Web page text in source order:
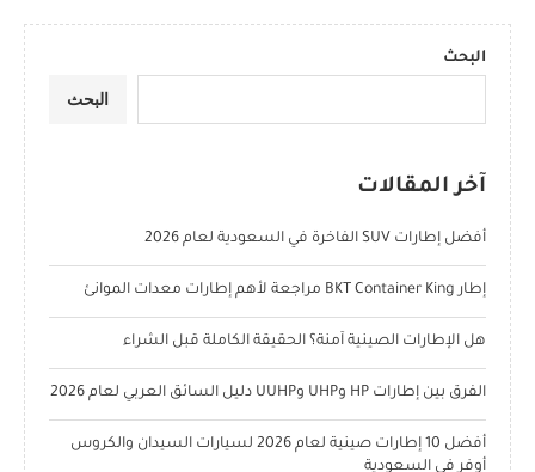
البحث
البحث
آخر المقالات
أفضل إطارات SUV الفاخرة في السعودية لعام 2026
إطار BKT Container King مراجعة لأهم إطارات معدات الموانئ
هل الإطارات الصينية آمنة؟ الحقيقة الكاملة قبل الشراء
الفرق بين إطارات HP وUHP وUUHP دليل السائق العربي لعام 2026
أفضل 10 إطارات صينية لعام 2026 لسيارات السيدان والكروس
أوفر في السعودية